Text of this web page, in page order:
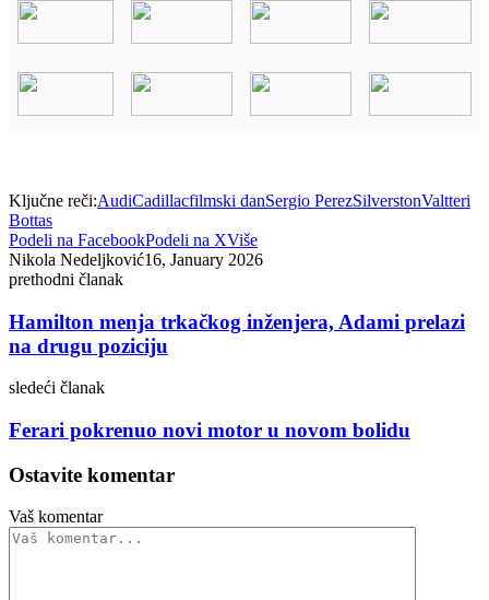
Ključne reči:AudiCadillacfilmski danSergio PerezSilverstonValtteri
Bottas
Podeli na FacebookPodeli na XViše
Nikola Nedeljković16, January 2026
prethodni članak
Hamilton menja trkačkog inženjera, Adami prelazi
na drugu poziciju
sledeći članak
Ferari pokrenuo novi motor u novom bolidu
Ostavite komentar
Vaš komentar